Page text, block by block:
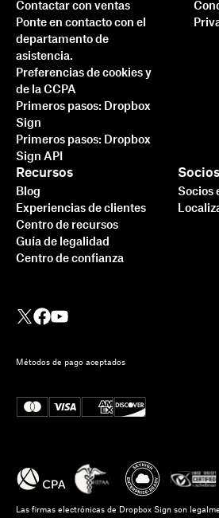
Contactar con ventas
Ponte en contacto con el
departamento de
asistencia.
Preferencias de cookies y
de la CCPA
Primeros pasos: Dropbox
Sign
Primeros pasos: Dropbox
Sign API
Recursos
Blog
Experiencias de clientes
Centro de recursos
Guía de legalidad
Centro de confianza
Socios
Socios
Métodos de pago aceptados
Las firmas electrónicas de Dropbox Sign son